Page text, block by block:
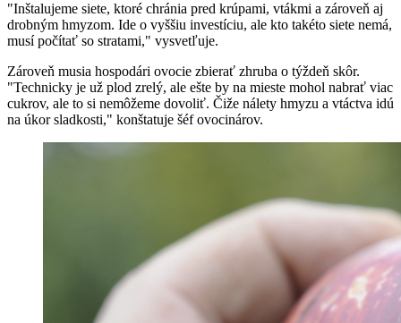
"Inštalujeme siete, ktoré chránia pred krúpami, vtákmi a zároveň aj
drobným hmyzom. Ide o vyššiu investíciu, ale kto takéto siete nemá,
musí počítať so stratami," vysvetľuje.
Zároveň musia hospodári ovocie zbierať zhruba o týždeň skôr.
"Technicky je už plod zrelý, ale ešte by na mieste mohol nabrať viac
cukrov, ale to si nemôžeme dovoliť. Čiže nálety hmyzu a vtáctva idú
na úkor sladkosti," konštatuje šéf ovocinárov.